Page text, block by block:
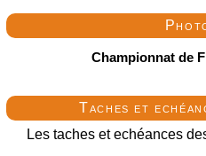
Championnat de
Taches et
Les taches et echéances